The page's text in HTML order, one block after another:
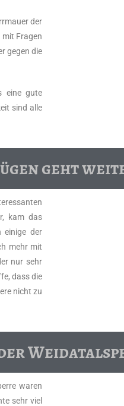
der
mit Fragen
gegen die
eine gute
sind alle
geht
kam das
einige der
mehr mit
nur sehr
dass die
nicht zu
waren
sehr viel